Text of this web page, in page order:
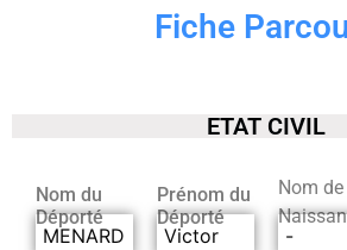
Fiche
ETAT CIVIL
Nom du
Déporté
MENARD
Prénom du
Déporté
Victor
Nom de
-